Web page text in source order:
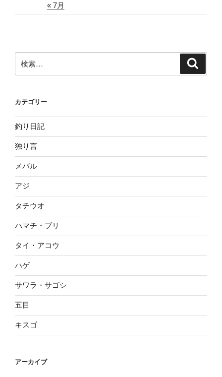
« 7月
索:
カテゴリー
釣り日記
独り言
メバル
アジ
タチウオ
ハマチ・ブリ
タイ・アコウ
ハゲ
サワラ・サゴシ
五目
キスゴ
アーカイブ